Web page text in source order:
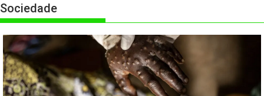
Sociedade